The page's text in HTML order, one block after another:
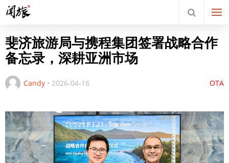
斐济旅游局与携程集团签署战略合作
备忘录，深耕亚洲市场
Candy • 2026-04-16 OTA